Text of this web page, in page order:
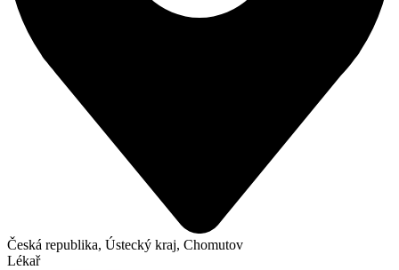
Česká republika, Ústecký kraj, Chomutov
Lékař